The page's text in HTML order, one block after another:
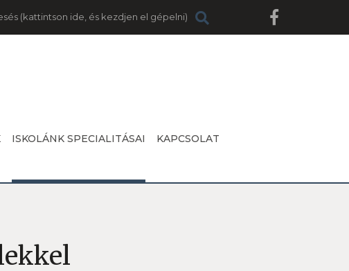
ISKOLÁNK SPECIALITÁSAI KAPCSOLAT